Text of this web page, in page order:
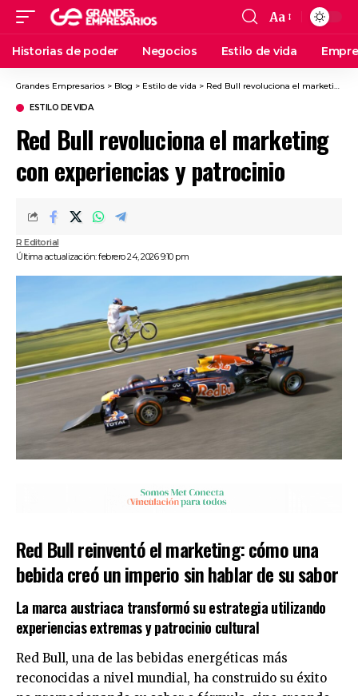
Aa
Historias de poder Negocios Estilo de vida
Grandes Empresarios > Blog > Estilo de vida > Red Bull revoluciona el marketing con experiencias y patrocinio
ESTILO DE VIDA
Red Bull revoluciona el marketing
con experiencias y patrocinio
Última actualización: febrero 24, 2026 9:10 pm
R Editorial
Red Bull reinventó el marketing: cómo una
bebida creó un imperio sin hablar de su sabor
La marca austriaca transformó su estrategia utilizando
experiencias extremas y patrocinio cultural
Red Bull, una de las bebidas energéticas más
reconocidas a nivel mundial, ha construido su éxito